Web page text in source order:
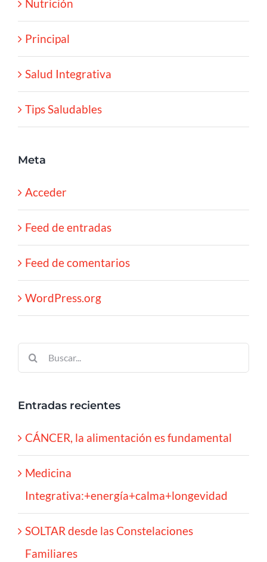
Nutrición
Principal
Salud Integrativa
Tips Saludables
Meta
Acceder
Feed de entradas
Feed de comentarios
WordPress.org
Buscar:
Entradas recientes
CÁNCER, la alimentación es fundamental
Medicina
Integrativa:+energía+calma+longevidad
SOLTAR desde las Constelaciones
Familiares